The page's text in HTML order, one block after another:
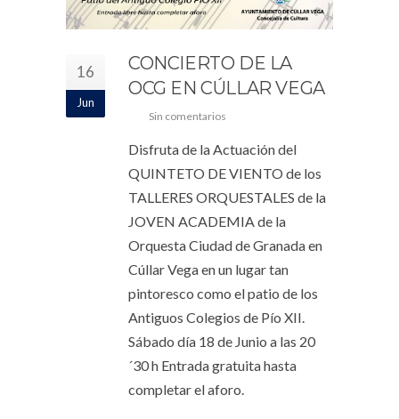
16
Jun
CONCIERTO DE LA
OCG EN CÚLLAR VEGA
Sin comentarios
Disfruta de la Actuación del
QUINTETO DE VIENTO de los
TALLERES ORQUESTALES de la
JOVEN ACADEMIA de la
Orquesta Ciudad de Granada en
Cúllar Vega en un lugar tan
pintoresco como el patio de los
Antiguos Colegios de Pío XII.
Sábado día 18 de Junio a las 20
´30 h Entrada gratuita hasta
completar el aforo.